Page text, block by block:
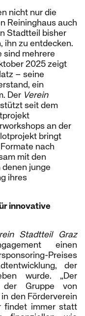
nicht nur die
Reininghaus auch
Stadtteil bisher
ihn zu entdecken.
sind mehrere
2025 zeigt
– seine
ein
Der Verein
seit dem
an der
bringt
nach
mit den
junge
ihres
innovative
Stadtteil Graz
einen
Preises
der
wurde. „Der
der Gruppe von
den Förderverein
findet immer statt